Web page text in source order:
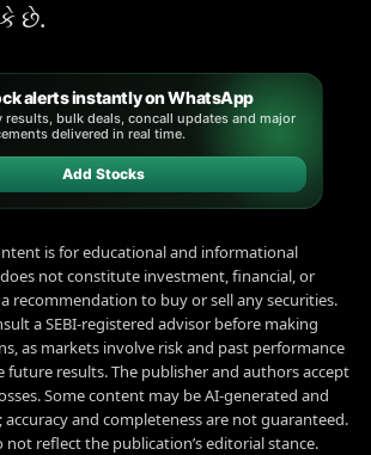
છે.
alerts instantly on WhatsApp
results, bulk deals, concall updates and major
delivered in real time.
Add Stocks
is for educational and informational
not constitute investment, financial, or
recommendation to buy or sell any securities.
a SEBI-registered advisor before making
as markets involve risk and past performance
future results. The publisher and authors accept
Some content may be AI-generated and
and completeness are not guaranteed.
not reflect the publication’s editorial stance.